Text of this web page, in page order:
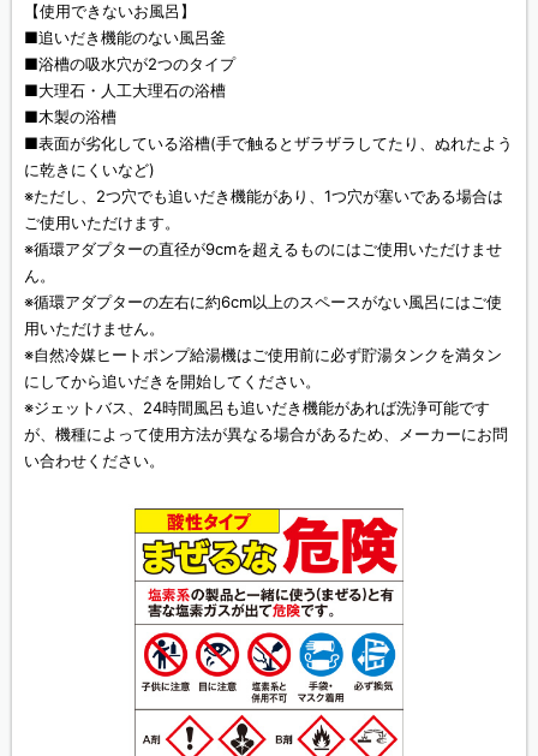
【使用できないお風呂】
■追いだき機能のない風呂釜
■浴槽の吸水穴が2つのタイプ
■大理石・人工大理石の浴槽
■木製の浴槽
■表面が劣化している浴槽(手で触るとザラザラしてたり、ぬれたよう
に乾きにくいなど)
※ただし、2つ穴でも追いだき機能があり、1つ穴が塞いである場合は
ご使用いただけます。
※循環アダプターの直径が9cmを超えるものにはご使用いただけませ
ん。
※循環アダプターの左右に約6cm以上のスペースがない風呂にはご使
用いただけません。
※自然冷媒ヒートポンプ給湯機はご使用前に必ず貯湯タンクを満タン
にしてから追いだきを開始してください。
※ジェットバス、24時間風呂も追いだき機能があれば洗浄可能です
が、機種によって使用方法が異なる場合があるため、メーカーにお問
い合わせください。